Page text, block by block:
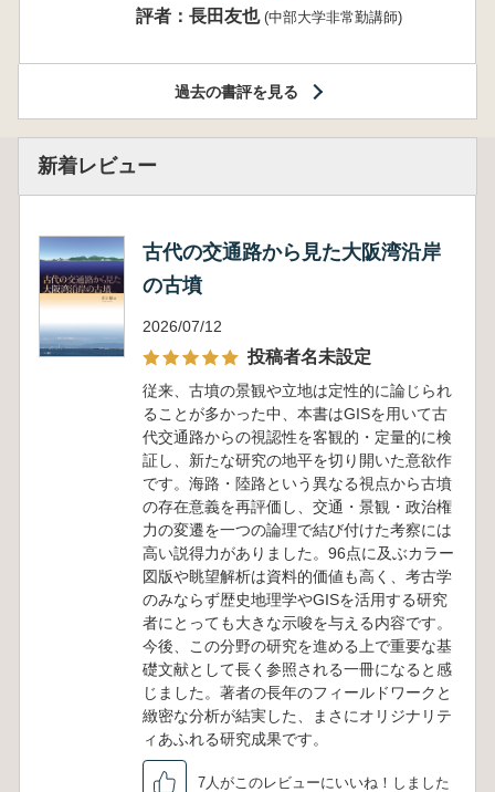
評者：長田友也 (中部大学非常勤講師)
過去の書評を見る
新着レビュー
古代の交通路から見た大阪湾沿岸
の古墳
2026/07/12
投稿者名未設定
従来、古墳の景観や立地は定性的に論じられ
ることが多かった中、本書はGISを用いて古
代交通路からの視認性を客観的・定量的に検
証し、新たな研究の地平を切り開いた意欲作
です。海路・陸路という異なる視点から古墳
の存在意義を再評価し、交通・景観・政治権
力の変遷を一つの論理で結び付けた考察には
高い説得力がありました。96点に及ぶカラー
図版や眺望解析は資料的価値も高く、考古学
のみならず歴史地理学やGISを活用する研究
者にとっても大きな示唆を与える内容です。
今後、この分野の研究を進める上で重要な基
礎文献として長く参照される一冊になると感
じました。著者の長年のフィールドワークと
緻密な分析が結実した、まさにオリジナリテ
ィあふれる研究成果です。
7人がこのレビューにいいね！しました